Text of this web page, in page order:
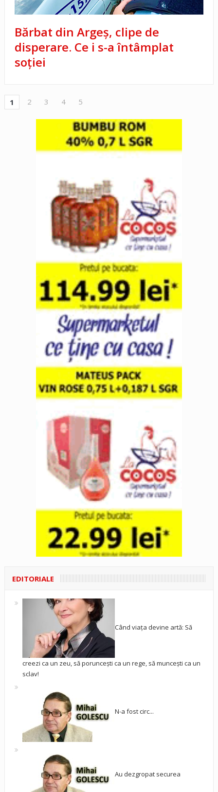
Bărbat din Argeș, clipe de
disperare. Ce i s-a întâmplat
soției
1 2 3 4 5
EDITORIALE
Când viața devine artă: Să
creezi ca un zeu, să poruncești ca un rege, să muncești ca un
sclav!
N-a fost circ...
Au dezgropat securea